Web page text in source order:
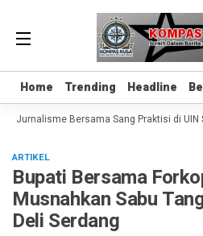
Home Trending Headline
Home Trending Headline
Jurnalisme Bersama Sang Praktisi di UIN
ARTIKEL
Bupati Bersama
Musnahkan Sabu
Deli Serdang